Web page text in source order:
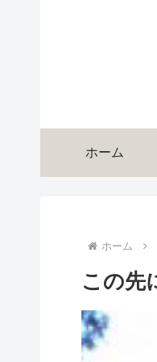
ホーム
ホーム
この先